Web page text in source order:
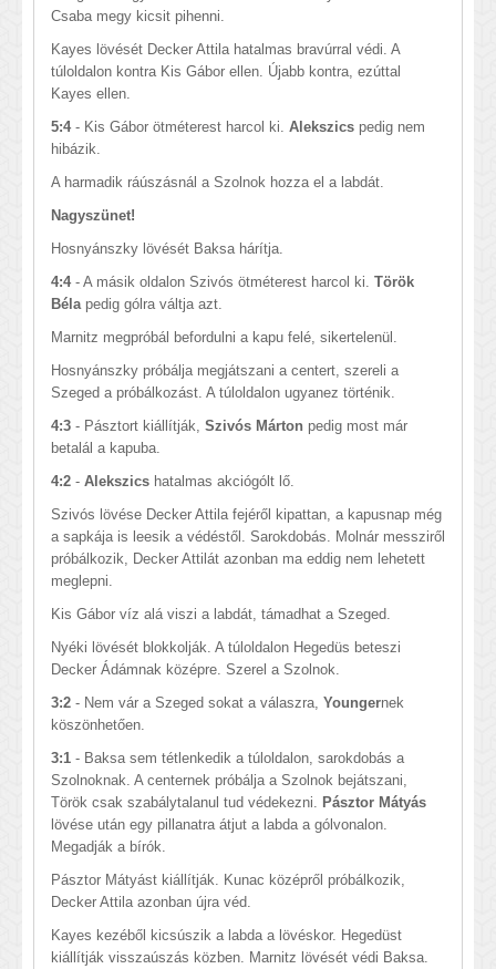
Csaba megy kicsit pihenni.
Kayes lövését Decker Attila hatalmas bravúrral védi. A
túloldalon kontra Kis Gábor ellen. Újabb kontra, ezúttal
Kayes ellen.
5:4 - Kis Gábor ötméterest harcol ki. Alekszics pedig nem
hibázik.
A harmadik ráúszásnál a Szolnok hozza el a labdát.
Nagyszünet!
Hosnyánszky lövését Baksa hárítja.
4:4- A másik oldalon Szivós ötméterest harcol ki. Török
Béla pedig gólra váltja azt.
Marnitz megpróbál befordulni a kapu felé, sikertelenül.
Hosnyánszky próbálja megjátszani a centert, szereli a
Szeged a próbálkozást. A túloldalon ugyanez történik.
4:3 - Pásztort kiállítják, Szivós Márton pedig most már
betalál a kapuba.
4:2 - Alekszics hatalmas akciógólt lő.
Szivós lövése Decker Attila fejéről kipattan, a kapusnap még
a sapkája is leesik a védéstől. Sarokdobás. Molnár messziről
próbálkozik, Decker Attilát azonban ma eddig nem lehetett
meglepni.
Kis Gábor víz alá viszi a labdát, támadhat a Szeged.
Nyéki lövését blokkolják. A túloldalon Hegedüs beteszi
Decker Ádámnak középre. Szerel a Szolnok.
3:2 - Nem vár a Szeged sokat a válaszra, Youngernek
köszönhetően.
3:1 - Baksa sem tétlenkedik a túloldalon, sarokdobás a
Szolnoknak. A centernek próbálja a Szolnok bejátszani,
Török csak szabálytalanul tud védekezni.
Pásztor Mátyás
lövése után egy pillanatra átjut a labda a gólvonalon.
Megadják a bírók.
Pásztor Mátyást kiállítják. Kunac középről próbálkozik,
Decker Attila azonban újra véd.
Kayes kezéből kicsúszik a labda a lövéskor. Hegedüst
kiállítják visszaúszás közben. Marnitz lövését védi Baksa.